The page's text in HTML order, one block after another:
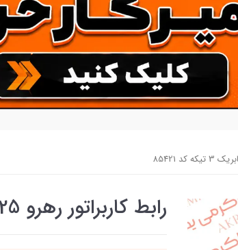
رابط کاربراتور رهرو 125 فابریک 3 تیکه کد 85421